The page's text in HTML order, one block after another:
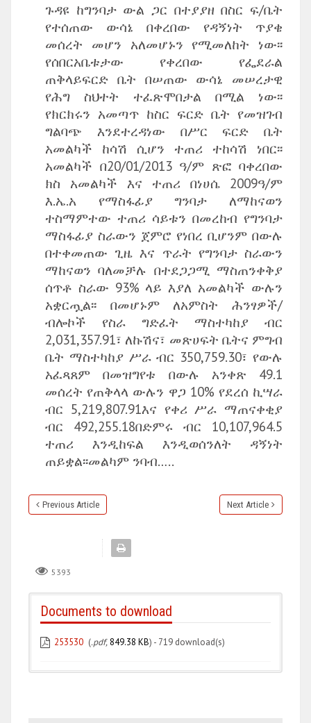
ጉዳዩ ከግንባታ ውል ጋር በተያያዘ በስር ፍ/ቤት
የተሰጠው ውሳኔ በቀረበው የዳኝነት ጥያቄ
መሰረት መሆን አለመሆኑን የሚመለከት ነው፡፡
የሰበርአቤቱታው የቀረበው የፌደራል
ጠቅላይፍርድ ቤት በሠጠው ውሳኔ መሠረታዊ
የሕግ ስህተት ተፈጽሞበታል በሚል ነው፡፡
የክርክሩን አመጣጥ ከስር ፍርድ ቤት የመዝገብ
ግልባጭ እንደተረዳነው በሥር ፍርድ ቤት
አመልካች ከሳሽ ሲሆን ተጠሪ ተከሳሽ ነበር፡፡
አመልካች በ20/01/2013 ዓ/ም ጽፎ ባቀረበው
ክስ አመልካች እና ተጠሪ በነሀሴ 2009ዓ/ም
እ.ኤ.አ የማስፋፊያ ግንባታ ለማከናወን
ተስማምተው ተጠሪ ሳይቱን በመረከብ የግንባታ
ማስፋፊያ ስራውን ጀምሮ የነበረ ቢሆንም በውሉ
በተቀመጠው ጊዜ እና ጥራት የግንባታ ስራውን
ማከናወን ባለመቻሉ በተደጋጋሚ ማስጠንቀቅያ
ሰጥቶ ስራው 93% ላይ እያለ አመልካች ውሉን
አቋርጧል፡፡ በመሆኑም ለአምስት ሕንፃዎች/
ብሎኮች የስራ ግድፈት ማስተካከያ ብር
2,031,357.91፣ ለኩሽና፣ መጽሀፍት ቤትና ምግብ
ቤት ማስተካከያ ሥራ ብር 350,759.30፣ የውሉ
አፈጻጸም በመዝግየቱ በውሉ አንቀጽ 49.1
መሰረት የጠቅላላ ውሉን ዋጋ 10% የደረሰ ኪሣራ
ብር 5,219,807.91እና የቀሪ ሥራ ማጠናቀቂያ
ብር 492,255.18በድምሩ ብር 10,107,964.5
ተጠሪ እንዲከፍል እንዲወሰንለት ዳኝነት
ጠይቋል፡፡መልካም ንባብ…..
Previous Article Next Article
5393
Documents to download
253530 (.pdf, 849.38 KB) - 719 download(s)